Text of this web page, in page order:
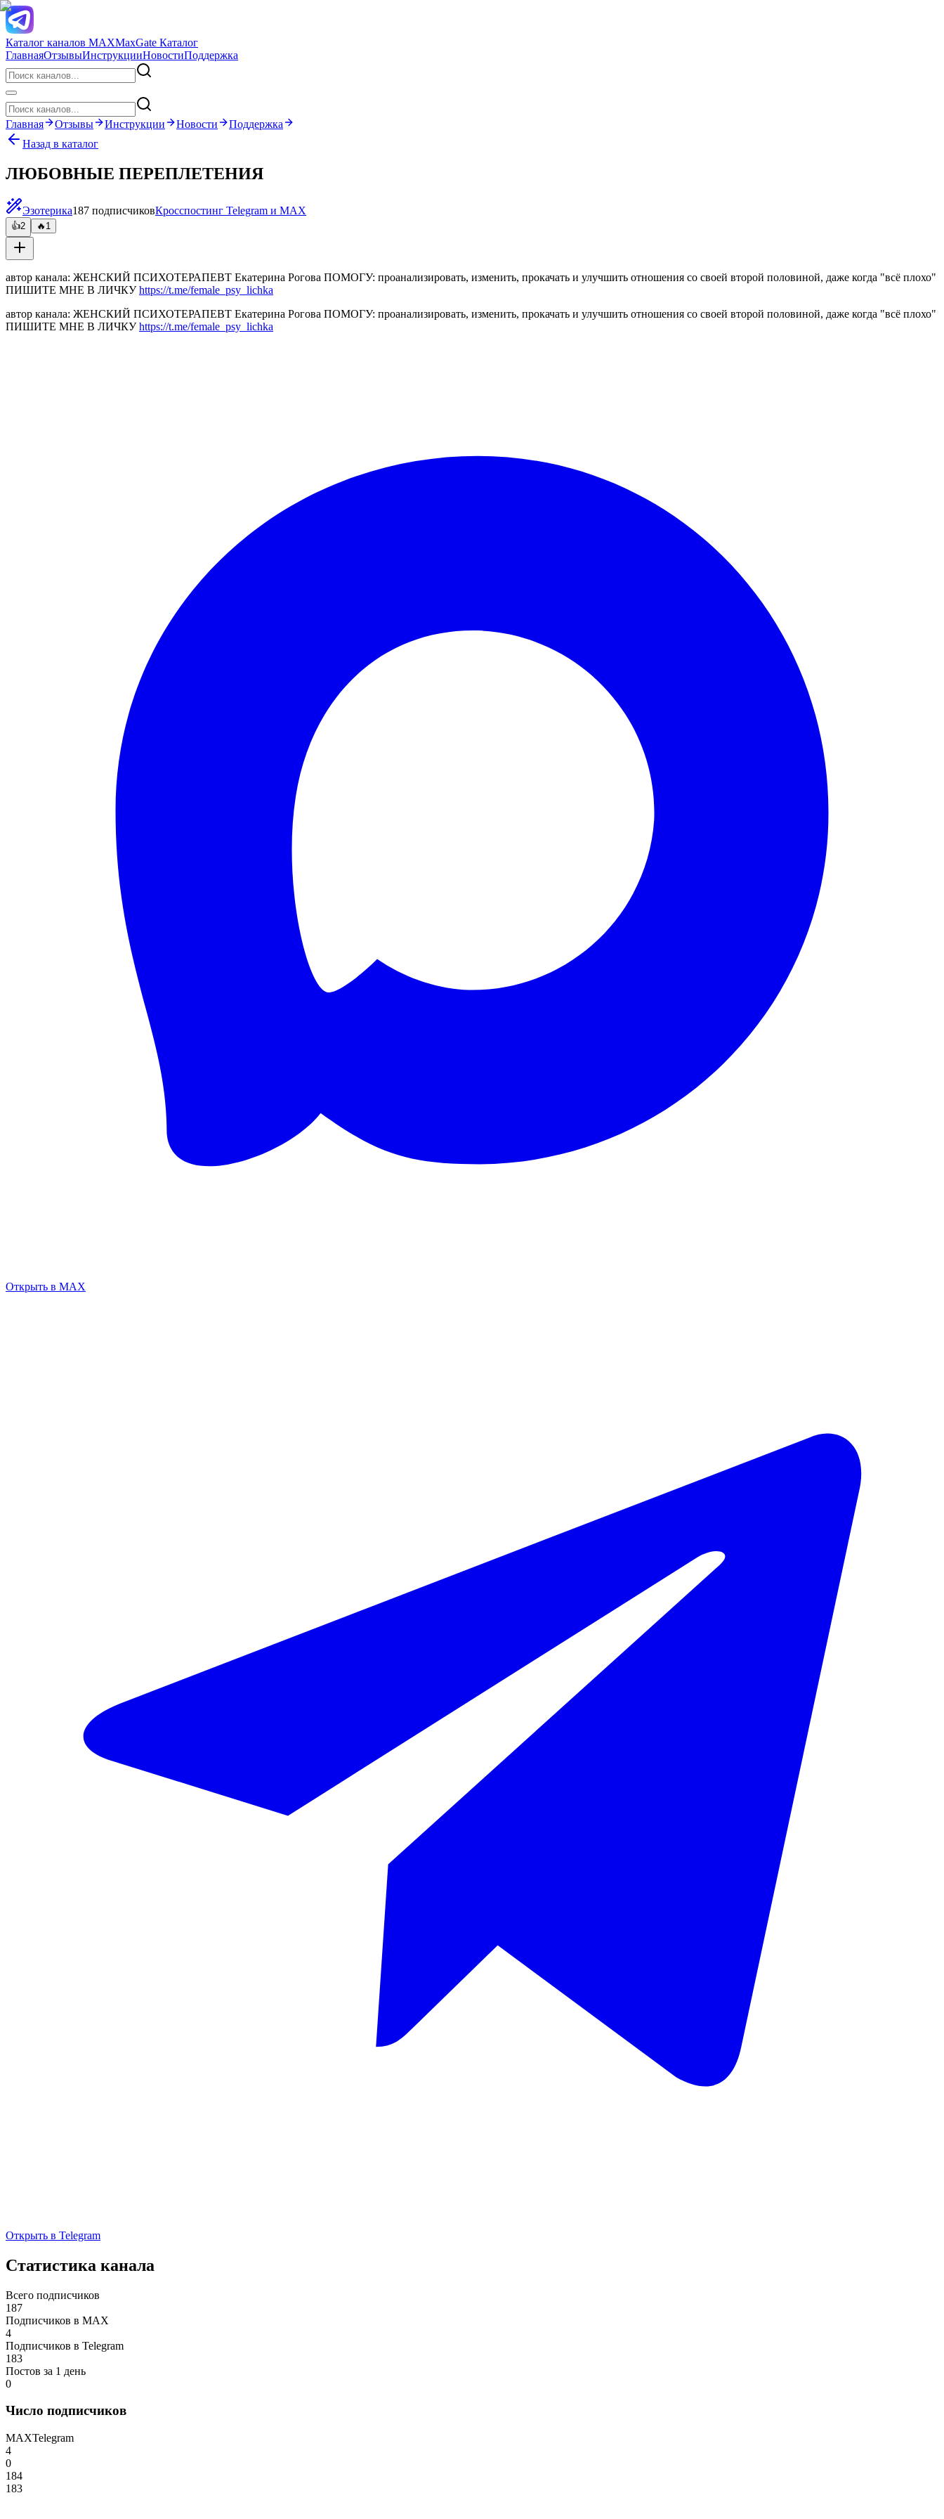
Каталог каналов MAXMaxGate Каталог
ГлавнаяОтзывыИнструкцииНовостиПоддержка
Главная Отзывы Инструкции Новости
Поддержка
Назад в каталог
ЛЮБОВНЫЕ ПЕРЕПЛЕТЕНИЯ
Эзотерика187 подписчиковКросспостинг Telegram и MAX
👍2 🔥 1
автор канала: ЖЕНСКИЙ ПСИХОТЕРАПЕВТ Екатерина Рогова ПОМОГУ: проанализировать, изменить, прокачать и улучшить отношения со своей второй половиной, даже когда "всё плохо"
ПИШИТЕ МНЕ В ЛИЧКУhttps://t.me/female_psy_lichka
автор канала: ЖЕНСКИЙ ПСИХОТЕРАПЕВТ Екатерина Рогова ПОМОГУ: проанализировать, изменить, прокачать и улучшить отношения со своей второй половиной, даже когда "всё плохо"
ПИШИТЕ МНЕ В ЛИЧКУhttps://t.me/female_psy_lichka
Открыть в MAX
Открыть в Telegram
Статистика канала
Всего подписчиков
187
Подписчиков в MAX
4
Подписчиков в Telegram
183
Постов за 1 день
0
Число подписчиков
MAXTelegram
4
0
184
183